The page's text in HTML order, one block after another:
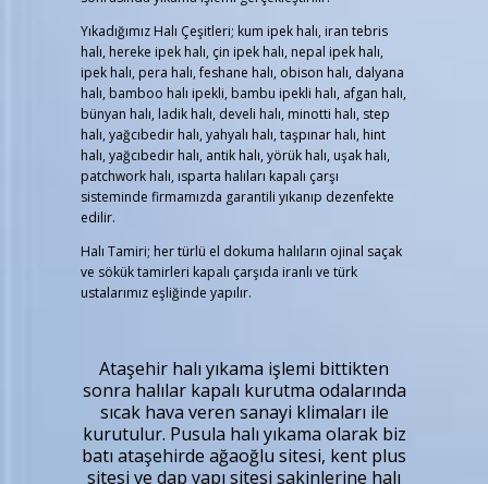
Yıkadığımız Halı Çeşitleri; kum ipek halı, iran tebris
halı, hereke ipek halı, çin ipek halı, nepal ipek halı,
ipek halı, pera halı, feshane halı, obison halı, dalyana
halı, bamboo halı ipekli, bambu ipekli halı, afgan halı,
bünyan halı, ladik halı, develi halı, minotti halı, step
halı, yağcıbedir halı, yahyalı halı, taşpınar halı, hint
halı, yağcıbedir halı, antik halı, yörük halı, uşak halı,
patchwork halı, ısparta halıları kapalı çarşı
sisteminde firmamızda garantili yıkanıp dezenfekte
edilir.
Halı Tamiri; her türlü el dokuma halıların ojinal saçak
ve sökük tamirleri kapalı çarşıda iranlı ve türk
ustalarımız eşliğinde yapılır.
Ataşehir halı yıkama işlemi bittikten
sonra halılar kapalı kurutma odalarında
sıcak hava veren sanayi klimaları ile
kurutulur. Pusula halı yıkama olarak biz
batı ataşehirde ağaoğlu sitesi, kent plus
sitesi ve dap yapı sitesi sakinlerine halı